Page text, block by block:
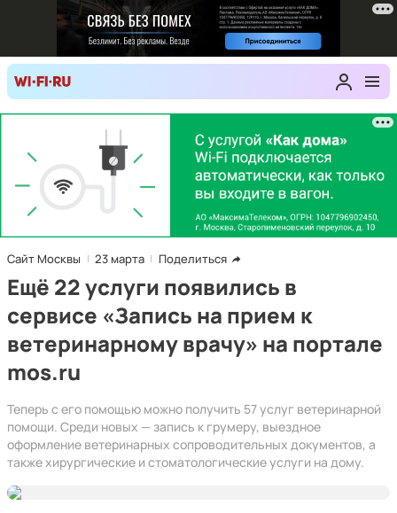
Сайт Москвы 23 марта Поделиться
Ещё 22 услуги появились в
сервисе «Запись на прием к
ветеринарному врачу» на портале
mos.ru
Теперь с его помощью можно получить 57 услуг ветеринарной
помощи. Среди новых — запись к грумеру, выездное
оформление ветеринарных сопроводительных документов, а
также хирургические и стоматологические услуги на дому.